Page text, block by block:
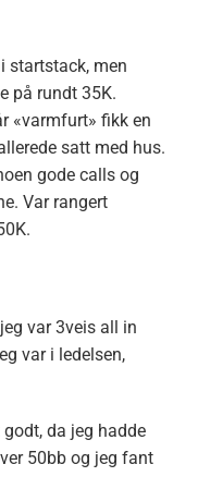
startstack, men
på rundt 35K.
«varmfurt» fikk en
satt med hus.
gode calls og
Var rangert
var 3veis all in
var i ledelsen,
da jeg hadde
50bb og jeg fant